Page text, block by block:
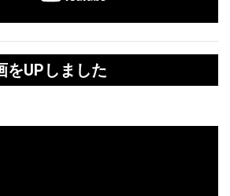
をUPしました